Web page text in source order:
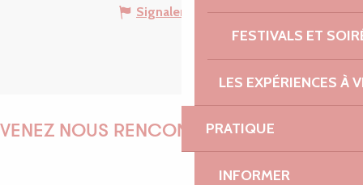
FESTIVALS ET
LES EXPÉRIENCES À
PRATIQUE
INFORMER
Signaler une erreur
VENEZ NOUS RENCONTRER !